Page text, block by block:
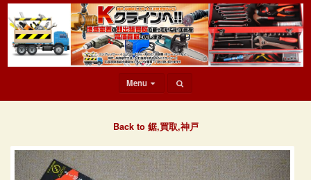
Menu
Back to 鋸,買取,神戸